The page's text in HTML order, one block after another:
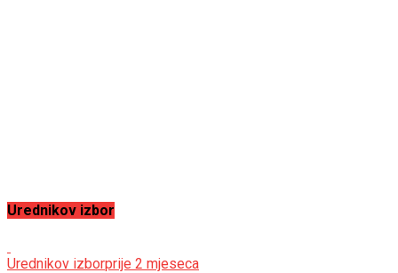
Urednikov izbor
Urednikov izborprije 2 mjeseca